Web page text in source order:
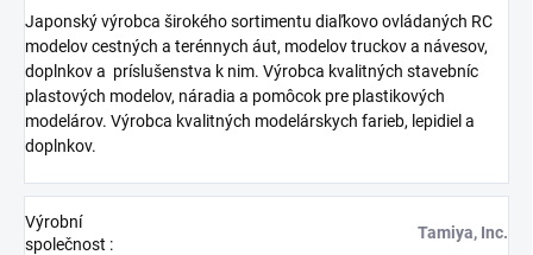
Japonský výrobca širokého sortimentu diaľkovo ovládaných RC
modelov cestných a terénnych áut, modelov truckov a návesov,
doplnkov a príslušenstva k nim. Výrobca kvalitných stavebníc
plastových modelov, náradia a pomôcok pre plastikových
modelárov. Výrobca kvalitných modelárskych farieb, lepidiel a
doplnkov.
Výrobní
společnost :
Tamiya, Inc.